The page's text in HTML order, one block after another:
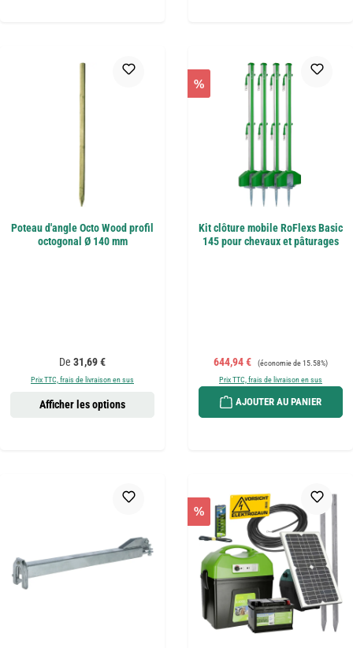
Poteau d'angle Octo Wood profil
octogonal Ø 140 mm
Prix régulier :
De 31,69 €
Prix TTC, frais de livraison en sus
Afficher les options
%
Kit clôture mobile RoFlexs Basic
145 pour chevaux et pâturages
Prix de vente :
644,94 € Prix régulier :
(économie de 15.58%)
Prix TTC, frais de livraison en sus
AJOUTER AU PANIER
%